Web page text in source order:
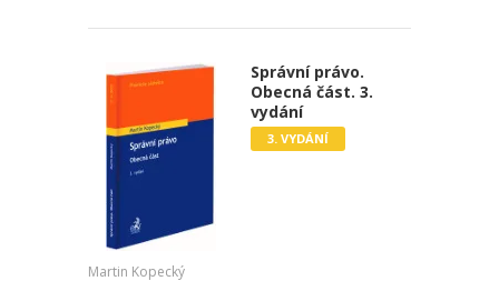
Správní právo.
Obecná část. 3.
vydání
3. VYDÁNÍ
Martin Kopecký